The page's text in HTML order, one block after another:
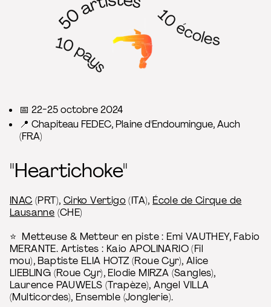
📅 22-25 octobre 2024
📍 Chapiteau FEDEC, Plaine d'Endoumingue, Auch
(FRA)
"Heartichoke"
INAC (PRT), Cirko Vertigo (ITA), École de Cirque de
Lausanne (CHE)
⭐ Metteuse & Metteur en piste : Emi VAUTHEY, Fabio
MERANTE. Artistes : Kaio APOLINARIO (Fil
mou), Baptiste ELIA HOTZ (Roue Cyr), Alice
LIEBLING (Roue Cyr), Elodie MIRZA (Sangles),
Laurence PAUWELS (Trapèze), Angel VILLA
(Multicordes), Ensemble (Jonglerie).